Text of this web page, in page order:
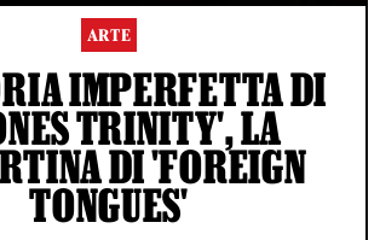
ARTE
IMPERFETTA DI
TRINITY', LA
DI 'FOREIGN
TONGUES'